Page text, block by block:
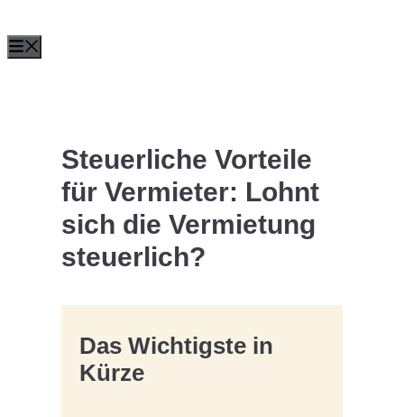
Inhalt
Steuerliche Vorteile
für Vermieter: Lohnt
sich die Vermietung
steuerlich?
Das Wichtigste in
Kürze